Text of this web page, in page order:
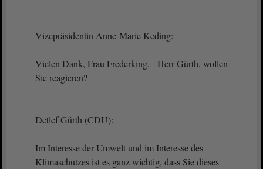
Vizepräsidentin Anne-Marie Keding:
Vielen Dank, Frau Frederking. - Herr Gürth, wollen
Sie reagieren?
Detlef Gürth (CDU):
Im Interesse der Umwelt und im Interesse des
Klimaschutzes ist es ganz wichtig, dass Sie dieses